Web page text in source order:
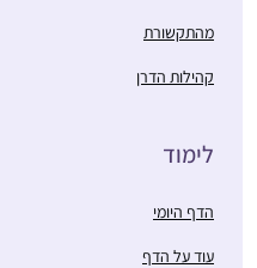
מהתקשורת
קהילות הדרן
לימוד
הדף היומי
עוד על הדף